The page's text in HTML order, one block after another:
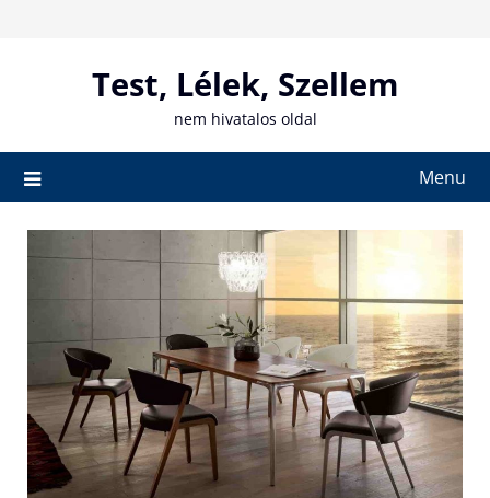
Test, Lélek, Szellem
nem hivatalos oldal
Menu